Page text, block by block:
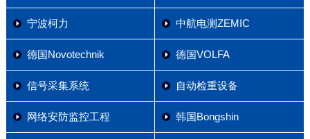
宁波柯力 中航电测ZEMIC
德国Novotechnik 德国VOLFA
信号采集系统 自动检重设备
网络安防监控工程 韩国Bongshin